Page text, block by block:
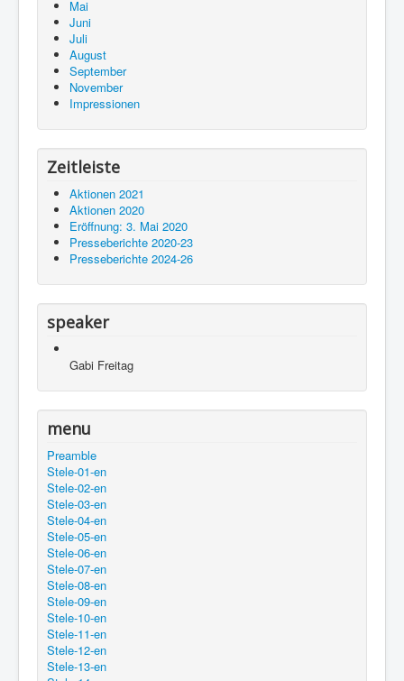
Mai
Juni
Juli
August
September
November
Impressionen
Zeitleiste
Aktionen 2021
Aktionen 2020
Eröffnung: 3. Mai 2020
Presseberichte 2020-23
Presseberichte 2024-26
speaker
Gabi Freitag
menu
Preamble
Stele-01-en
Stele-02-en
Stele-03-en
Stele-04-en
Stele-05-en
Stele-06-en
Stele-07-en
Stele-08-en
Stele-09-en
Stele-10-en
Stele-11-en
Stele-12-en
Stele-13-en